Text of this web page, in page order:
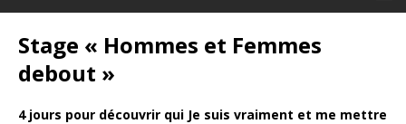
Stage « Hommes et Femmes
debout »
4 jours pour découvrir qui Je suis vraiment et me mettre